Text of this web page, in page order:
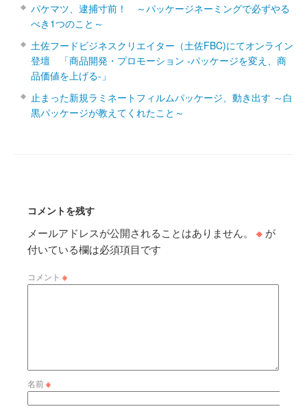
パケマツ、逮捕寸前！ ～パッケージネーミングで必ずやる
べき1つのこと～
土佐フードビジネスクリエイター（土佐FBC)にてオンライン
登壇 「商品開発・プロモーション ‐パッケージを変え、商
品価値を上げる‐」
止まった新規ラミネートフィルムパッケージ、動き出す ～白
黒パッケージが教えてくれたこと～
コメントを残す
メールアドレスが公開されることはありません。 ※ が
付いている欄は必須項目です
コメント ※
名前※